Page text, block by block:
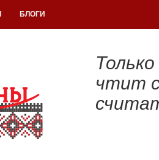
БЛОГИ
чтит